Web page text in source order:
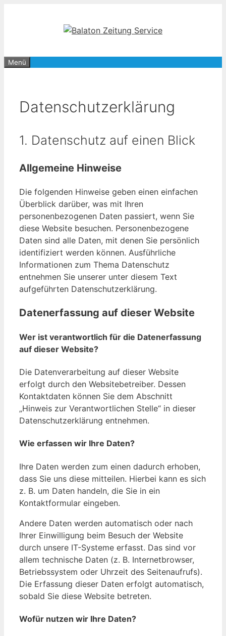
Menü
Datenschutzerklärung
1. Datenschutz auf einen Blick
Allgemeine Hinweise
Die folgenden Hinweise geben einen einfachen
Überblick darüber, was mit Ihren
personenbezogenen Daten passiert, wenn Sie
diese Website besuchen. Personenbezogene
Daten sind alle Daten, mit denen Sie persönlich
identifiziert werden können. Ausführliche
Informationen zum Thema Datenschutz
entnehmen Sie unserer unter diesem Text
aufgeführten Datenschutzerklärung.
Datenerfassung auf dieser Website
Wer ist verantwortlich für die Datenerfassung
auf dieser Website?
Die Datenverarbeitung auf dieser Website
erfolgt durch den Websitebetreiber. Dessen
Kontaktdaten können Sie dem Abschnitt
„Hinweis zur Verantwortlichen Stelle“ in dieser
Datenschutzerklärung entnehmen.
Wie erfassen wir Ihre Daten?
Ihre Daten werden zum einen dadurch erhoben,
dass Sie uns diese mitteilen. Hierbei kann es sich
z. B. um Daten handeln, die Sie in ein
Kontaktformular eingeben.
Andere Daten werden automatisch oder nach
Ihrer Einwilligung beim Besuch der Website
durch unsere IT-Systeme erfasst. Das sind vor
allem technische Daten (z. B. Internetbrowser,
Betriebssystem oder Uhrzeit des Seitenaufrufs).
Die Erfassung dieser Daten erfolgt automatisch,
sobald Sie diese Website betreten.
Wofür nutzen wir Ihre Daten?